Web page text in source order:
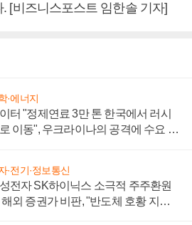
. [비즈니스포스트 임한솔 기자]
·에너지
터 "정제연료 3만 톤 한국에서 러시
이동", 우크라이나의 공격에 수요 늘
·전기·정보통신
전자 SK하이닉스 소극적 주주환원
외 증권가 비판, "반도체 호황 지속